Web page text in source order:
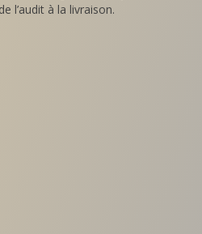
l’audit à la livraison.